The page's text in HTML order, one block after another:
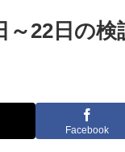
～22日の検
Facebook